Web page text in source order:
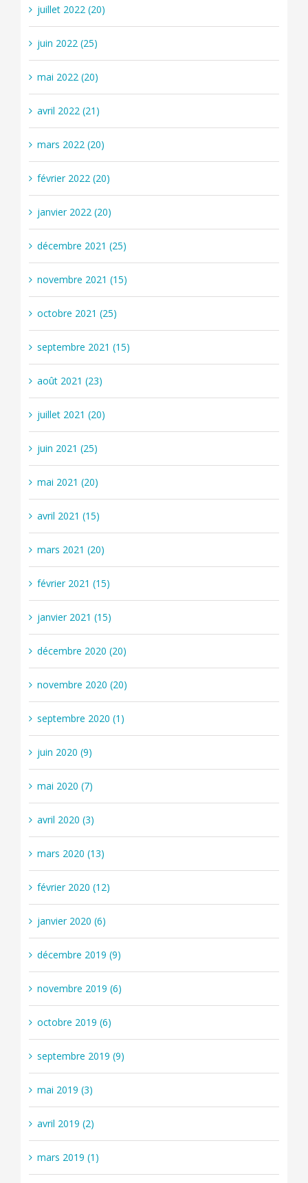
juillet 2022 (20)
juin 2022 (25)
mai 2022 (20)
avril 2022 (21)
mars 2022 (20)
février 2022 (20)
janvier 2022 (20)
décembre 2021 (25)
novembre 2021 (15)
octobre 2021 (25)
septembre 2021 (15)
août 2021 (23)
juillet 2021 (20)
juin 2021 (25)
mai 2021 (20)
avril 2021 (15)
mars 2021 (20)
février 2021 (15)
janvier 2021 (15)
décembre 2020 (20)
novembre 2020 (20)
septembre 2020 (1)
juin 2020 (9)
mai 2020 (7)
avril 2020 (3)
mars 2020 (13)
février 2020 (12)
janvier 2020 (6)
décembre 2019 (9)
novembre 2019 (6)
octobre 2019 (6)
septembre 2019 (9)
mai 2019 (3)
avril 2019 (2)
mars 2019 (1)